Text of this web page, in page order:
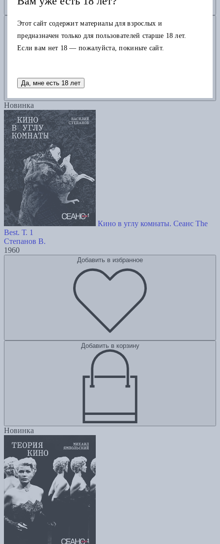
Добавить в корзину
Новинка
Кино в углу комнаты. Сеанс The
Best. Т. 1
Степанов В.
1960
Добавить в избранное
Добавить в корзину
Новинка
Этот сайт содержит материалы для взрослых и
предназначен только для пользователей старше 18 лет.
Если вам нет 18 — пожалуйста, покиньте сайт.
Да, мне есть 18 лет